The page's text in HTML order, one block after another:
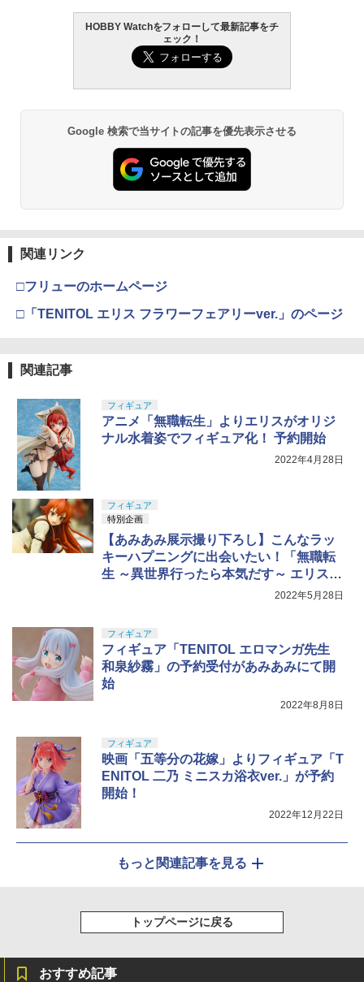
HOBBY Watchをフォローして最新記事をチ
ェック！
Google 検索で当サイトの記事を優先表示させる
関連リンク
□フリューのホームページ
□「TENITOL エリス フラワーフェアリーver.」のページ
関連記事
フィギュア
アニメ「無職転生」よりエリスがオリジ
ナル水着姿でフィギュア化！ 予約開始
2022年4月28日
フィギュア
特別企画
【あみあみ展示撮り下ろし】こんなラッ
キーハプニングに出会いたい！「無職転
生 ～異世界行ったら本気だす～ エリス・
ボレアス・グレイラット お着替えmod
2022年5月28日
フィギュア
フィギュア「TENITOL エロマンガ先生
和泉紗霧」の予約受付があみあみにて開
始
2022年8月8日
フィギュア
映画「五等分の花嫁」よりフィギュア「T
ENITOL 二乃 ミニスカ浴衣ver.」が予約
開始！
2022年12月22日
もっと関連記事を見る
トップページに戻る
おすすめ記事